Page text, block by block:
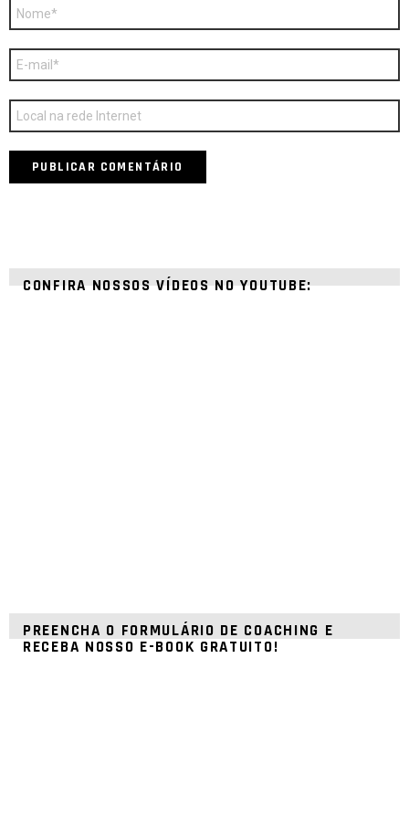
Nome
E-
mail
*
Site
CONFIRA NOSSOS VÍDEOS NO YOUTUBE:
PREENCHA O FORMULÁRIO DE COACHING E
RECEBA NOSSO E-BOOK GRATUITO!